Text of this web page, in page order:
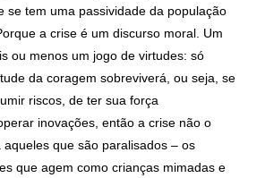
se tem uma passividade da população
a crise é um discurso moral. Um
ou menos um jogo de virtudes: só
da coragem sobreviverá, ou seja, se
riscos, de ter sua força
inovações, então a crise não o
que são paralisados – os
que agem como crianças mimadas e